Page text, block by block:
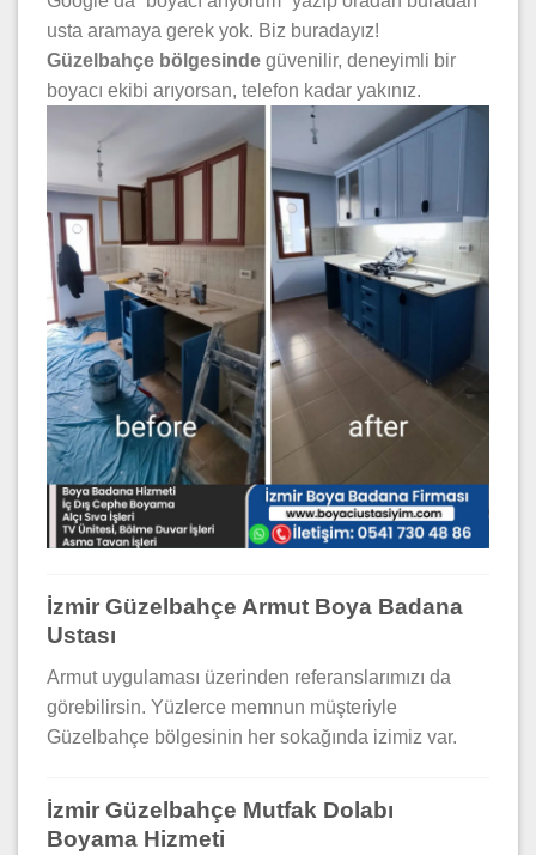
usta aramaya gerek yok. Biz buradayız!
Güzelbahçe bölgesinde güvenilir, deneyimli bir
boyacı ekibi arıyorsan, telefon kadar yakınız.
İzmir Güzelbahçe Armut Boya Badana
Ustası
Armut uygulaması üzerinden referanslarımızı da
görebilirsin. Yüzlerce memnun müşteriyle
Güzelbahçe bölgesinin her sokağında izimiz var.
İzmir Güzelbahçe Mutfak Dolabı
Boyama Hizmeti